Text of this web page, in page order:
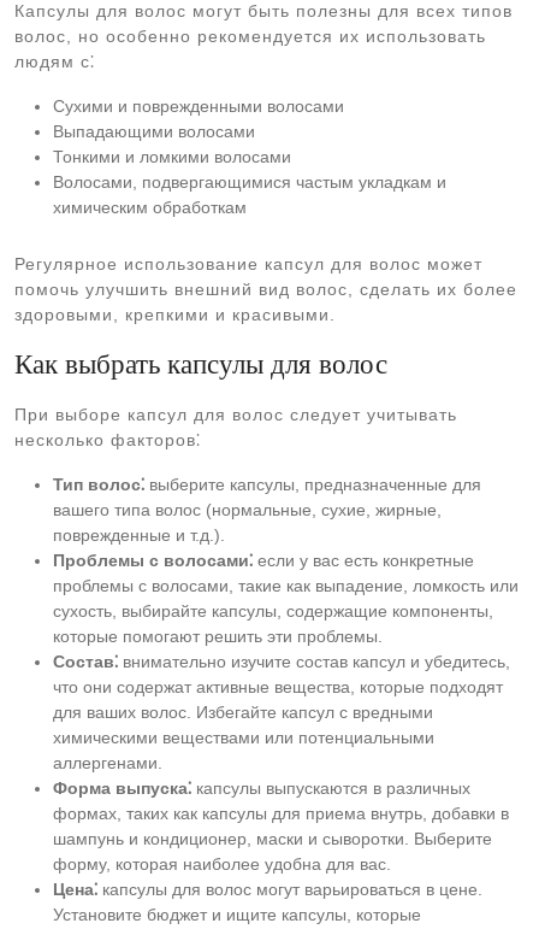
Капсулы для волос могут быть полезны для всех типов
волос, но особенно рекомендуется их использовать
людям с⁚
Сухими и поврежденными волосами
Выпадающими волосами
Тонкими и ломкими волосами
Волосами, подвергающимися частым укладкам и
химическим обработкам
Регулярное использование капсул для волос может
помочь улучшить внешний вид волос, сделать их более
здоровыми, крепкими и красивыми.
Как выбрать капсулы для волос
При выборе капсул для волос следует учитывать
несколько факторов⁚
Тип волос⁚ выберите капсулы, предназначенные для
вашего типа волос (нормальные, сухие, жирные,
поврежденные и т.д.).
Проблемы с волосами⁚ если у вас есть конкретные
проблемы с волосами, такие как выпадение, ломкость или
сухость, выбирайте капсулы, содержащие компоненты,
которые помогают решить эти проблемы.
Состав⁚ внимательно изучите состав капсул и убедитесь,
что они содержат активные вещества, которые подходят
для ваших волос. Избегайте капсул с вредными
химическими веществами или потенциальными
аллергенами.
Форма выпуска⁚ капсулы выпускаются в различных
формах, таких как капсулы для приема внутрь, добавки в
шампунь и кондиционер, маски и сыворотки. Выберите
форму, которая наиболее удобна для вас.
Цена⁚ капсулы для волос могут варьироваться в цене.
Установите бюджет и ищите капсулы, которые